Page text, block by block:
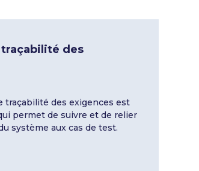
des
traçabilité des exigences est
permet de suivre et de relier
système aux cas de test.